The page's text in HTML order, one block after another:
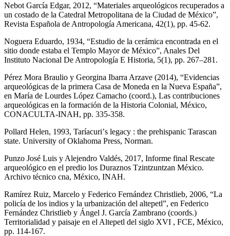
Nebot García Edgar, 2012, “Materiales arqueológicos recuperados a
un costado de la Catedral Metropolitana de la Ciudad de México”,
Revista Española de Antropología Americana, 42(1), pp. 45-62.
Noguera Eduardo, 1934, “Estudio de la cerámica encontrada en el
sitio donde estaba el Templo Mayor de México”, Anales Del
Instituto Nacional De Antropología E Historia, 5(1), pp. 267–281.
Pérez Mora Braulio y Georgina Ibarra Arzave (2014), “Evidencias
arqueológicas de la primera Casa de Moneda en la Nueva España”,
en María de Lourdes López Camacho (coord.), Las contribuciones
arqueológicas en la formación de la Historia Colonial, México,
CONACULTA-INAH, pp. 335-358.
Pollard Helen, 1993, Taríacuriʼs legacy : the prehispanic Tarascan
state. University of Oklahoma Press, Norman.
Punzo José Luis y Alejendro Valdés, 2017, Informe final Rescate
arqueológico en el predio los Duraznos Tzintzuntzan México.
Archivo técnico cna, México, INAH.
Ramírez Ruiz, Marcelo y Federico Fernández Christlieb, 2006, “La
policía de los indios y la urbanización del altepetl”, en Federico
Fernández Christlieb y Ángel J. García Zambrano (coords.)
Territorialidad y paisaje en el Altepetl del siglo XVI , FCE, México,
pp. 114-167.